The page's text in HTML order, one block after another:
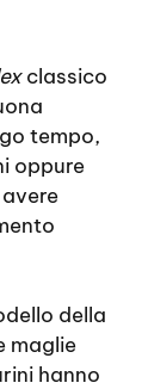
classico
tempo,
oppure
della
maglie
hanno